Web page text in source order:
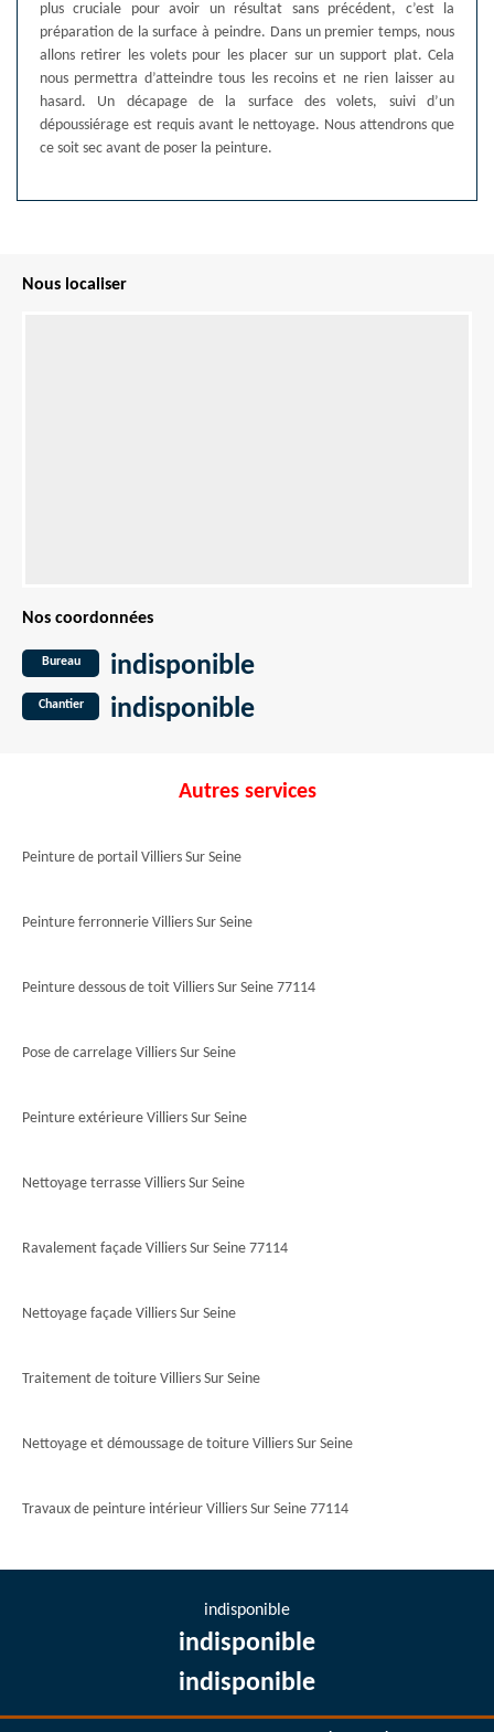
plus cruciale pour avoir un résultat sans précédent, c’est la
préparation de la surface à peindre. Dans un premier temps, nous
allons retirer les volets pour les placer sur un support plat. Cela
nous permettra d’atteindre tous les recoins et ne rien laisser au
hasard. Un décapage de la surface des volets, suivi d’un
dépoussiérage est requis avant le nettoyage. Nous attendrons que
ce soit sec avant de poser la peinture.
Nous localiser
Nos coordonnées
Bureau indisponible
Chantier indisponible
Autres services
Peinture de portail Villiers Sur Seine
Peinture ferronnerie Villiers Sur Seine
Peinture dessous de toit Villiers Sur Seine 77114
Pose de carrelage Villiers Sur Seine
Peinture extérieure Villiers Sur Seine
Nettoyage terrasse Villiers Sur Seine
Ravalement façade Villiers Sur Seine 77114
Nettoyage façade Villiers Sur Seine
Traitement de toiture Villiers Sur Seine
Nettoyage et démoussage de toiture Villiers Sur Seine
Travaux de peinture intérieur Villiers Sur Seine 77114
indisponible
indisponible
indisponible